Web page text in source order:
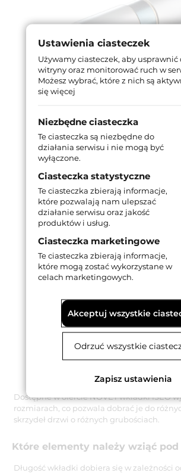
Dostępne w ofercie NOVET wkładki ISEO
rozmiarach, co pozwala dobrać je do
skrzydeł drzwi o różnych grubościach.
Które elementy należy wziąć pod
Długość wkładki dobiera się w zależności
Ustawienia ciasteczek
Używamy ciasteczek, aby usprawnić
witryny oraz monitorować ruch w
Możesz wybrać, które z nich są
się więcej
Niezbędne ciasteczka
Te ciasteczka są niezbędne do
działania serwisu i nie mogą być
wyłączone.
Ciasteczka statystyczne
Te ciasteczka zbierają informacje,
które pozwalają nam ulepszać
działanie serwisu oraz jakość
produktów i usług.
Ciasteczka marketingowe
Te ciasteczka zbierają informacje,
które mogą zostać wykorzystane w
celach marketingowych.
Akceptuj wszystkie
Odrzuć wszystkie
Zapisz ustawienia